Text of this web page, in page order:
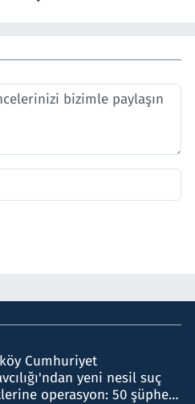
Cumhuriyet
yeni nesil suç
operasyon: 50 şüpheli